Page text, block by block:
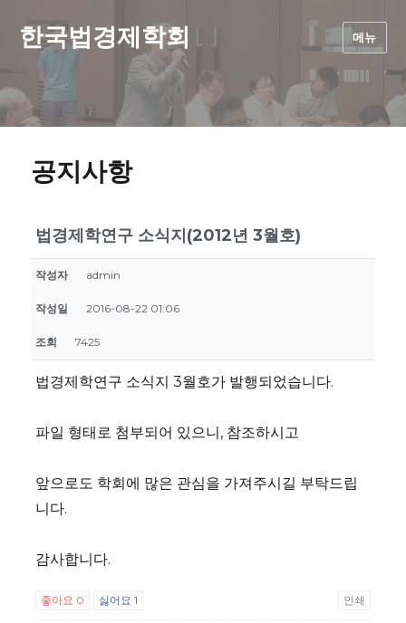
한국법경제학회 메뉴
공지사항
법경제학연구 소식지(2012년 3월호)
작성자 admin
작성일 2016-08-22 01:06
조회 7425
법경제학연구 소식지 3월호가 발행되었습니다.
파일 형태로 첨부되어 있으니, 참조하시고
앞으로도 학회에 많은 관심을 가져주시길 부탁드립
니다.
감사합니다.
좋아요 0 싫어요1 인쇄